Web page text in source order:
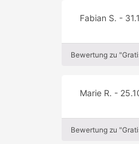
Fabian S. -
Bewertung zu
Marie R. -
Bewertung zu